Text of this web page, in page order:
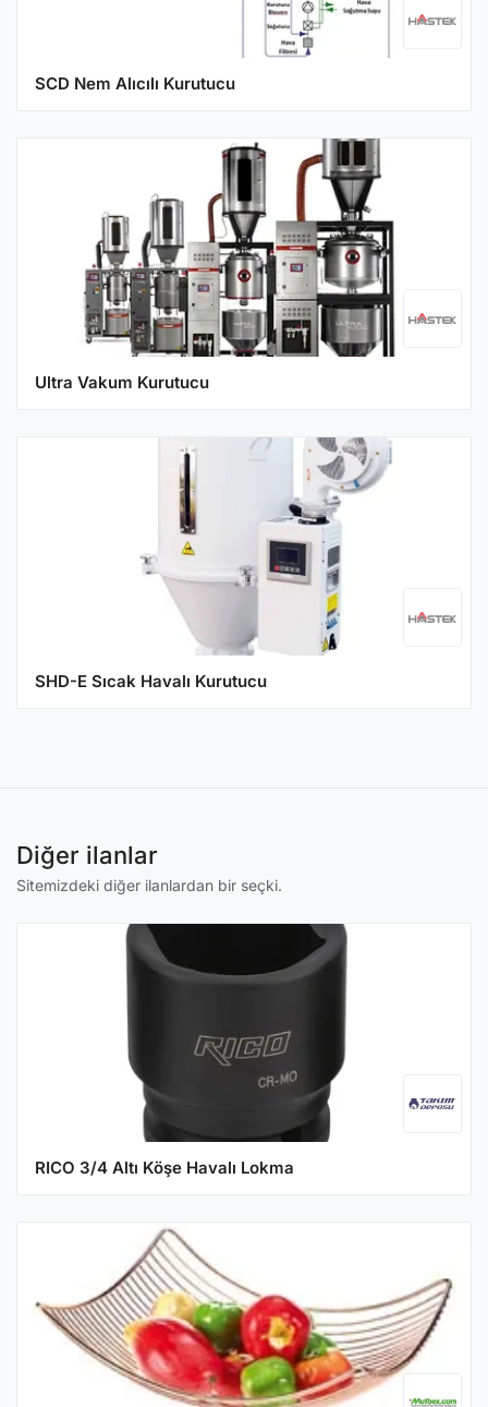
SCD Nem Alıcılı Kurutucu
Ultra Vakum Kurutucu
SHD-E Sıcak Havalı Kurutucu
Diğer ilanlar
Sitemizdeki diğer ilanlardan bir seçki.
RICO 3/4 Altı Köşe Havalı Lokma